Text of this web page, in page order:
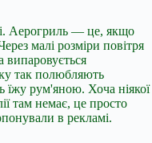
Аерогриль — це, якщо
малі розміри повітря
випаровується
так полюбляють
їжу рум'яною. Хоча ніякої
там немає, це просто
в рекламі.